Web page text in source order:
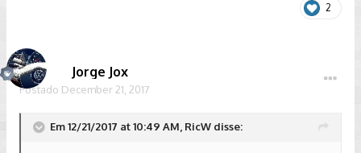
2
Jorge Jox
Postado December 21, 2017
Em 12/21/2017 at 10:49 AM, RicW disse: